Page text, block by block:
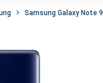
Samsung Galaxy Note 9